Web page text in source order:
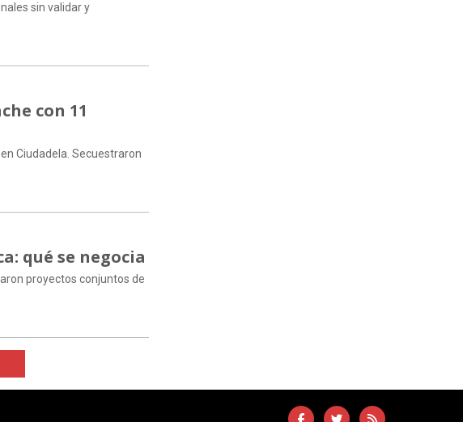
sin validar y
con 11
Ciudadela. Secuestraron
qué se negocia
proyectos conjuntos de